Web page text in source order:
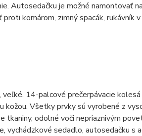
Autosedačku je možné namontovať
komárom, zimný spacák, rukávník
14-palcové prečerpávacie
kožou. Všetky prvky sú vyrobené z
tkaniny, odolné voči nepriaznivým
vychádzkové sedadlo, autosedačku s